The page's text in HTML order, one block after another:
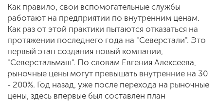
Как правило, свои вспомогательные службы
работают на предприятии по внутренним ценам.
Как раз от этой практики пытаются отказаться на
протяжении последнего года на "Северстали". Это
первый этап создания новый компании,
"Северстальмаш". По словам Евгения Алексеева,
рыночные цены могут превышать внутренние на 30
- 200%. Год назад, уже после перехода на рыночные
цены, здесь впервые был составлен план